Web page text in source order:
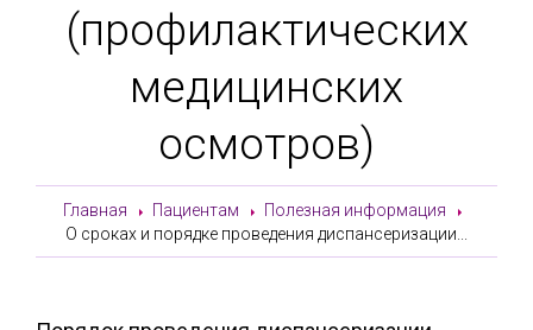
(профилактических
медицинских
осмотров)
Главная Пациентам
Полезная информация
О сроках и порядке проведения диспансеризации...